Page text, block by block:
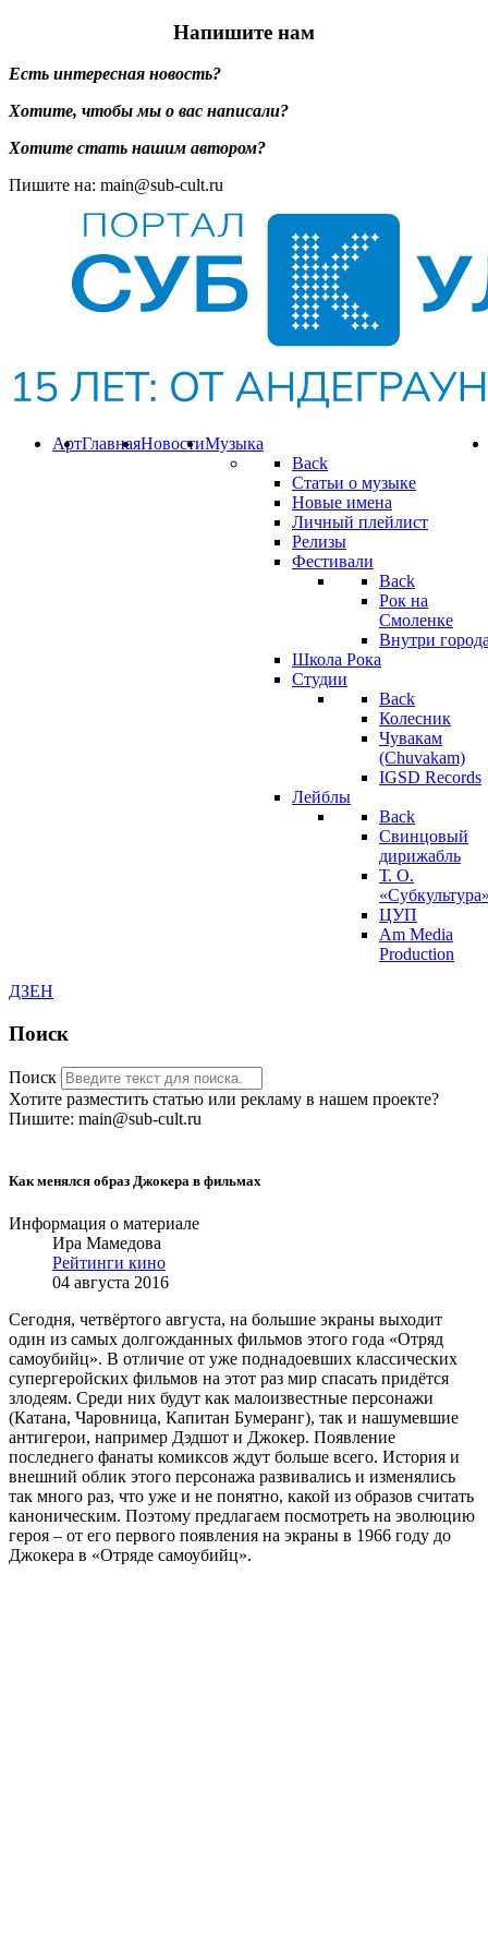
Напишите нам
Есть интересная новость?
Хотите, чтобы мы о вас написали?
Хотите стать нашим автором?
Пишите на: main@sub-cult.ru
Музыка
Back
Статьи о музыке
Новые имена
Личный плейлист
Релизы
Фестивали
Back
Рок на
Смоленке
Внутри
Школа Рока
Студии
Back
Колесник
Чувакам
(Chuvakam)
IGSD Records
Лейблы
Back
Свинцовый
дирижабль
Т. О.
ЦУП
Am Media
Production
Новости
Главная
Арт
ДЗЕН
Поиск
Поиск
Хотите разместить статью или рекламу в нашем проекте?
Пишите: main@sub-cult.ru
Как менялся образ Джокера в фильмах
Информация о материале
Ира Мамедова
Рейтинги кино
04 августа 2016
Сегодня, четвёртого августа, на большие экраны выходит
один из самых долгожданных фильмов этого года «Отряд
самоубийц». В отличие от уже поднадоевших классических
супергеройских фильмов на этот раз мир спасать придётся
злодеям. Среди них будут как малоизвестные персонажи
(Катана, Чаровница, Капитан Бумеранг), так и нашумевшие
антигерои, например Дэдшот и Джокер. Появление
последнего фанаты комиксов ждут больше всего. История и
внешний облик этого персонажа развивались и изменялись
так много раз, что уже и не понятно, какой из образов считать
каноническим. Поэтому предлагаем посмотреть на эволюцию
героя – от его первого появления на экраны в 1966 году до
Джокера в «Отряде самоубийц».